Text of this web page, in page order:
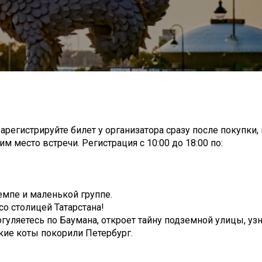
билет у организатора сразу после
место встречи. Регистрация с 10:00 до 18:00 по:
и маленькой группе.
столицей Татарстана!
по Баумана, откроет тайну подземной улицы,
коты покорили Петербург.